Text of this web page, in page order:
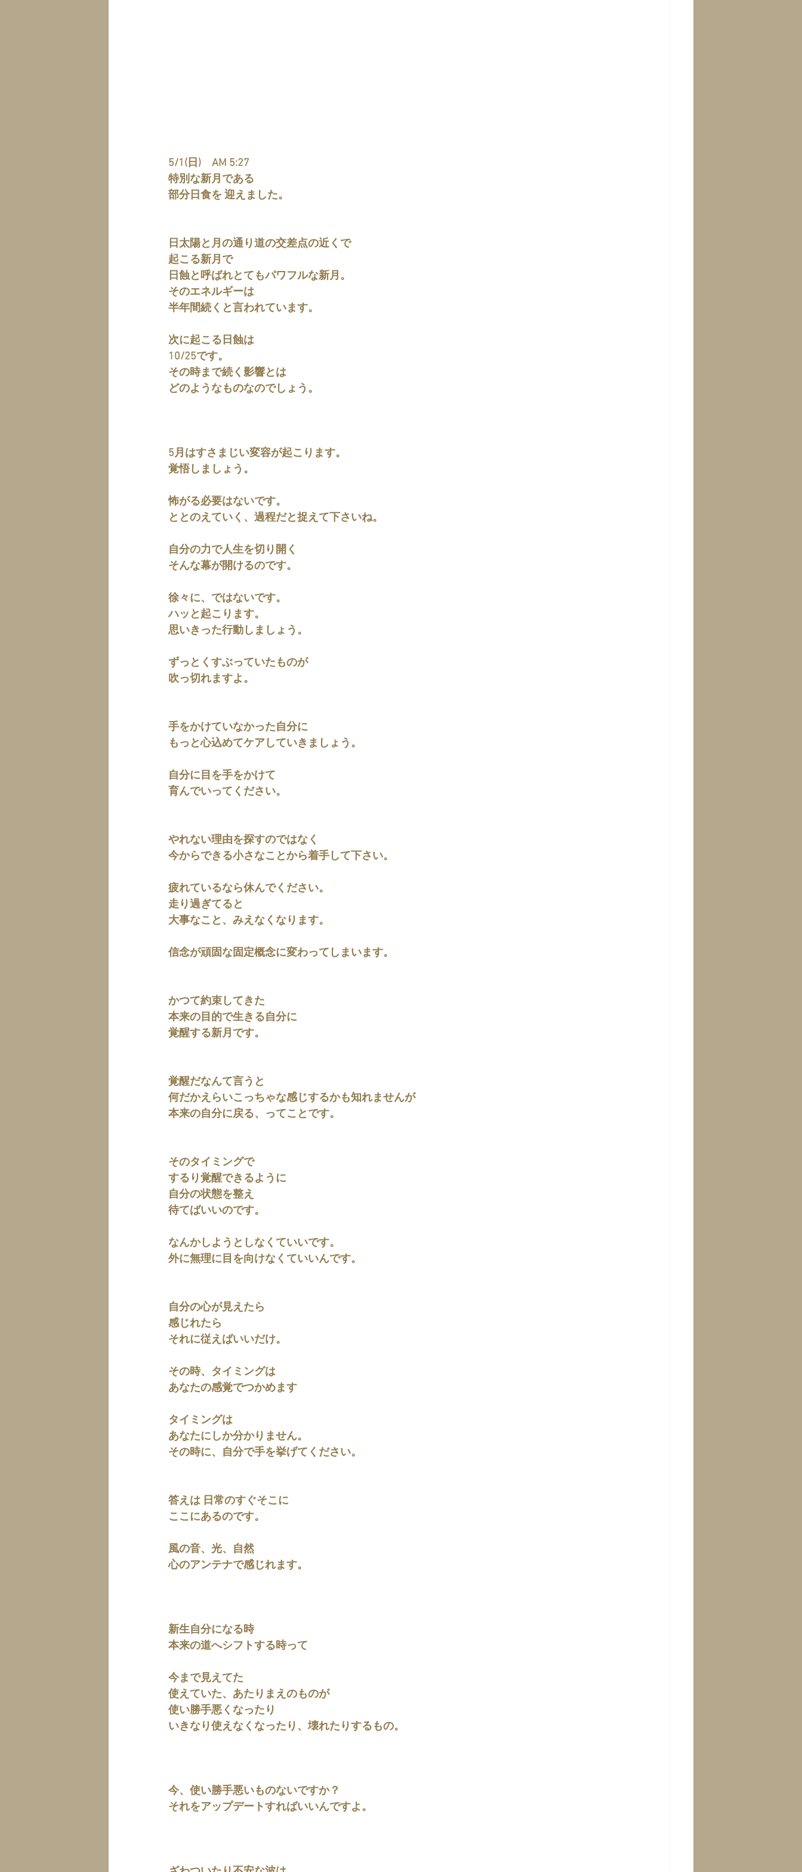
5/1(日)　AM 5:27
特別な新月である
部分日食を 迎えました。
日太陽と月の通り道の交差点の近くで
起こる新月で
日蝕と呼ばれとてもパワフルな新月。
そのエネルギーは
半年間続くと言われています。
次に起こる日蝕は
10/25です。
その時まで続く影響とは
どのようなものなのでしょう。
5月はすさまじい変容が起こります。
覚悟しましょう。
怖がる必要はないです。
ととのえていく、過程だと捉えて下さいね。
自分の力で人生を切り開く
そんな幕が開けるのです。
徐々に、ではないです。
ハッと起こります。
思いきった行動しましょう。
ずっとくすぶっていたものが
吹っ切れますよ。
手をかけていなかった自分に
もっと心込めてケアしていきましょう。
自分に目を手をかけて
育んでいってください。
やれない理由を探すのではなく
今からできる小さなことから着手して下さい。
疲れているなら休んでください。
走り過ぎてると
大事なこと、みえなくなります。
信念が頑固な固定概念に変わってしまいます。
かつて約束してきた
本来の目的で生きる自分に
覚醒する新月です。
覚醒だなんて言うと
何だかえらいこっちゃな感じするかも知れませんが
本来の自分に戻る、ってことです。
そのタイミングで
するり覚醒できるように
自分の状態を整え
待てばいいのです。
なんかしようとしなくていいです。
外に無理に目を向けなくていいんです。
自分の心が見えたら
感じれたら
それに従えばいいだけ。
その時、タイミングは
あなたの感覚でつかめます
タイミングは
あなたにしか分かりません。
その時に、自分で手を挙げてください。
答えは 日常のすぐそこに
ここにあるのです。
風の音、光、自然
心のアンテナで感じれます。
新生自分になる時
本来の道へシフトする時って
今まで見えてた
使えていた、あたりまえのものが
使い勝手悪くなったり
いきなり使えなくなったり、壊れたりするもの。
今、使い勝手悪いものないですか？
それをアップデートすればいいんですよ。